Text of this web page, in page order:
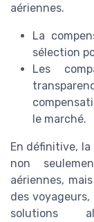
aériennes.
La
sélection
Les
le marché.
En définitive,
non
aériennes,
des
solutions